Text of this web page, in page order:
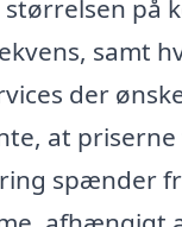
på
samt
der
at
spænder